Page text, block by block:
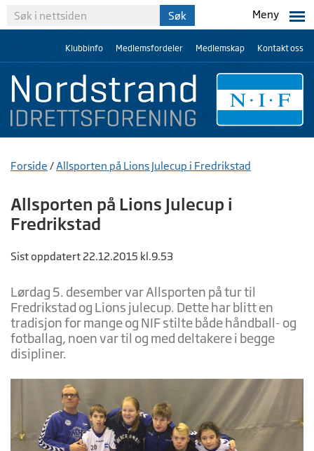
Meny
Klubbinfo Medlemsfordeler Medlemskap Kontakt oss
Forside /Allsporten på Lions Julecup i Fredrikstad
Allsporten på Lions Julecup i
Fredrikstad
Sist oppdatert 22.12.2015 kl.9.53
Lørdag 5. desember var Allsporten på tur til
Fredrikstad og Lions julecup. Dette har blitt en
tradisjon for mange og NIF stilte både håndball- og
fotballag, noen var til og med deltakere i begge
disipliner.